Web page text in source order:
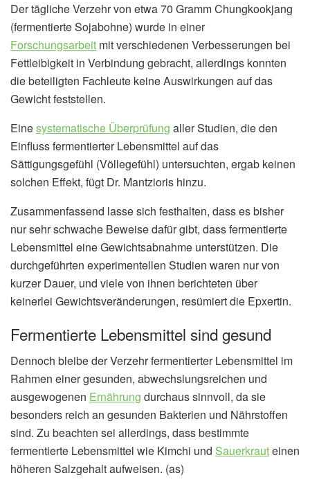
Der tägliche Verzehr von etwa 70 Gramm Chungkookjang
(fermentierte Sojabohne) wurde in einer
Forschungsarbeit mit verschiedenen Verbesserungen bei
Fettleibigkeit in Verbindung gebracht, allerdings konnten
die beteiligten Fachleute keine Auswirkungen auf das
Gewicht feststellen.
Einesystematische Überprüfung aller Studien, die den
Einfluss fermentierter Lebensmittel auf das
Sättigungsgefühl (Völlegefühl) untersuchten, ergab keinen
solchen Effekt, fügt Dr. Mantzioris hinzu.
Zusammenfassend lasse sich festhalten, dass es bisher
nur sehr schwache Beweise dafür gibt, dass fermentierte
Lebensmittel eine Gewichtsabnahme unterstützen. Die
durchgeführten experimentellen Studien waren nur von
kurzer Dauer, und viele von ihnen berichteten über
keinerlei Gewichtsveränderungen, resümiert die Epxertin.
Fermentierte Lebensmittel sind gesund
Dennoch bleibe der Verzehr fermentierter Lebensmittel im
Rahmen einer gesunden, abwechslungsreichen und
ausgewogenen Ernährung durchaus sinnvoll, da sie
besonders reich an gesunden Bakterien und Nährstoffen
sind. Zu beachten sei allerdings, dass bestimmte
fermentierte Lebensmittel wie Kimchi und Sauerkrauteinen
höheren Salzgehalt aufweisen. (as)